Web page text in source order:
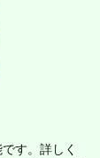
す。詳しく